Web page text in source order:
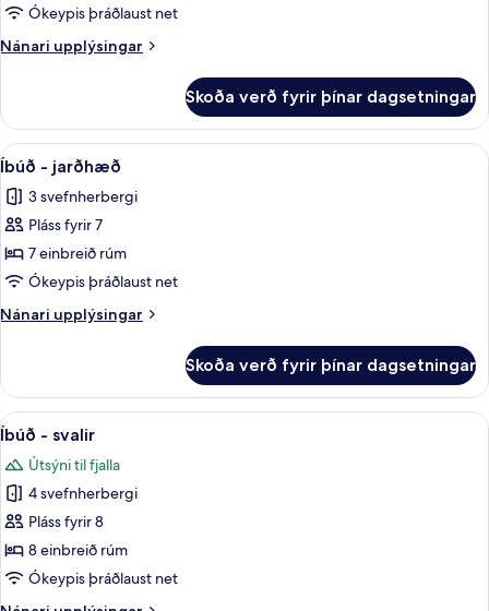
Ókeypis þráðlaust net
Nánari upplýsingar
Nánari
Skoða verð fyrir þínar dagsetningar
Skoða
allar
myndir
fyrir
Íbúð
-
jarðhæð
Íbúð - jarðhæð | Einkaeldhús |
9
Íbúð - jarðhæð
3 svefnherbergi
Pláss fyrir 7
7 einbreið rúm
Ókeypis þráðlaust net
Nánari upplýsingar
Nánari
-
jarðhæð
Skoða verð fyrir þínar dagsetningar
Skoða
allar
myndir
fyrir
Íbúð
-
svalir
Íbúð - svalir | Myrkratjöld/-
8
Íbúð - svalir
Útsýni til fjalla
4 svefnherbergi
Pláss fyrir 8
8 einbreið rúm
Ókeypis þráðlaust net